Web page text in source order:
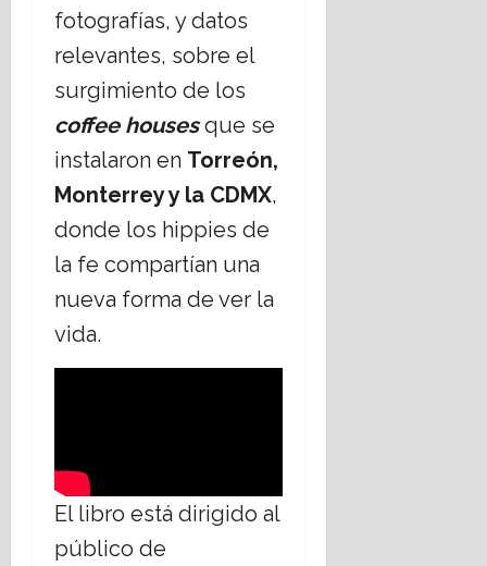
fotografías, y datos
relevantes, sobre el
surgimiento de los
coffee housesque se
instalaron en Torreón,
Monterrey y la CDMX,
donde los hippies de
la fe compartían una
nueva forma de ver la
vida.
El libro está dirigido al
público de